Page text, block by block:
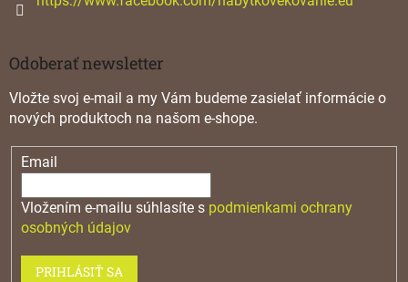
u
Odoberať newsletter
Vložte svoj e-mail a my Vám budeme zasielať informácie o
nových produktoch na našom e-shope.
Email
Vložením e-mailu súhlasíte s podmienkami ochrany
osobných údajov
PRIHLÁSIŤ SA